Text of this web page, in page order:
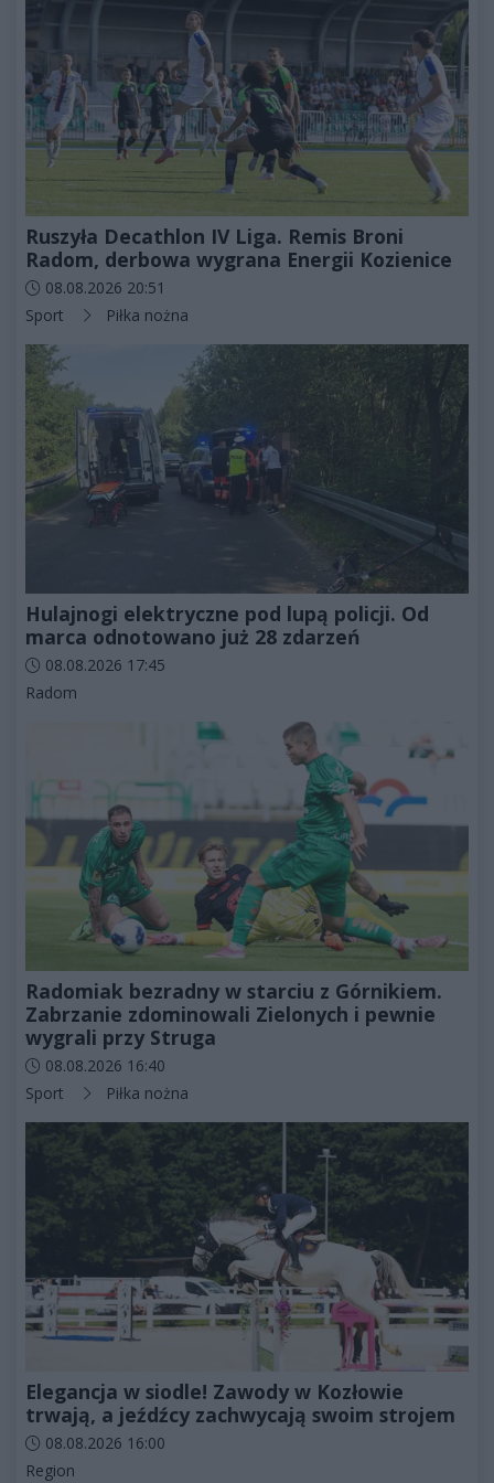
Ruszyła Decathlon IV Liga. Remis Broni
Radom, derbowa wygrana Energii Kozienice
Data dodania artykułu:
08.08.2026 20:51
Kategorie artykułu:
Sport Piłka nożna
Hulajnogi elektryczne pod lupą policji. Od
marca odnotowano już 28 zdarzeń
Data dodania artykułu:
08.08.2026 17:45
Kategorie artykułu:
Radom
Radomiak bezradny w starciu z Górnikiem.
Zabrzanie zdominowali Zielonych i pewnie
wygrali przy Struga
Data dodania artykułu:
08.08.2026 16:40
Kategorie artykułu:
Sport Piłka nożna
Elegancja w siodle! Zawody w Kozłowie
trwają, a jeźdźcy zachwycają swoim strojem
Data dodania artykułu:
08.08.2026 16:00
Kategorie artykułu:
Region